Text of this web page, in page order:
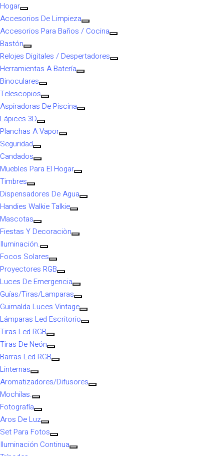
Hogar
Accesorios De Limpieza
Accesorios Para Baños / Cocina
Bastón
Relojes Digitales / Despertadores
Herramientas A Batería
Binoculares
Telescopios
Aspiradoras De Piscina
Lápices 3D
Planchas A Vapor
Seguridad
Candados
Muebles Para El Hogar
Timbres
Dispensadores De Agua
Handies Walkie Talkie
Mascotas
Fiestas Y Decoraciòn
Iluminación.
Focos Solares
Proyectores RGB
Luces De Emergencia
Guías/Tiras/Lamparas
Guirnalda Luces Vintage
Lámparas Led Escritorio
Tiras Led RGB
Tiras De Neón
Barras Led RGB
Linternas
Aromatizadores/Difusores
Mochilas.
Fotografía
Aros De Luz
Set Para Fotos
Iluminación Continua